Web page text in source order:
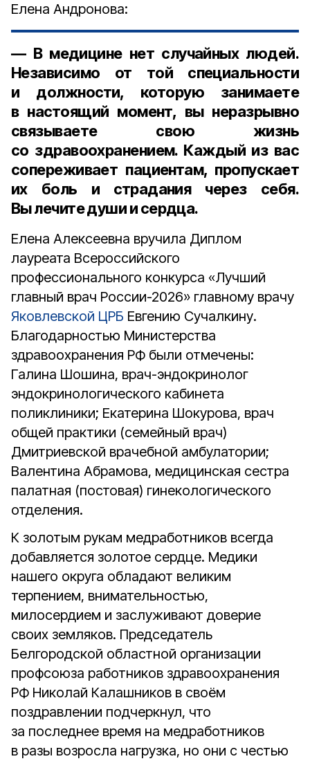
Елена Андронова:
— В медицине нет случайных людей.
Независимо от той специальности
и должности, которую занимаете
в настоящий момент, вы неразрывно
связываете свою жизнь
со здравоохранением. Каждый из вас
сопереживает пациентам, пропускает
их боль и страдания через себя.
Вы лечите души и сердца.
Елена Алексеевна вручила Диплом
лауреата Всероссийского
профессионального конкурса «Лучший
главный врач России-2026» главному врачу
Яковлевской ЦРБ Евгению Сучалкину.
Благодарностью Министерства
здравоохранения РФ были отмечены:
Галина Шошина, врач-эндокринолог
эндокринологического кабинета
поликлиники; Екатерина Шокурова, врач
общей практики (семейный врач)
Дмитриевской врачебной амбулатории;
Валентина Абрамова, медицинская сестра
палатная (постовая) гинекологического
отделения.
К золотым рукам медработников всегда
добавляется золотое сердце. Медики
нашего округа обладают великим
терпением, внимательностью,
милосердием и заслуживают доверие
своих земляков. Председатель
Белгородской областной организации
профсоюза работников здравоохранения
РФ Николай Калашников в своём
поздравлении подчеркнул, что
за последнее время на медработников
в разы возросла нагрузка, но они с честью